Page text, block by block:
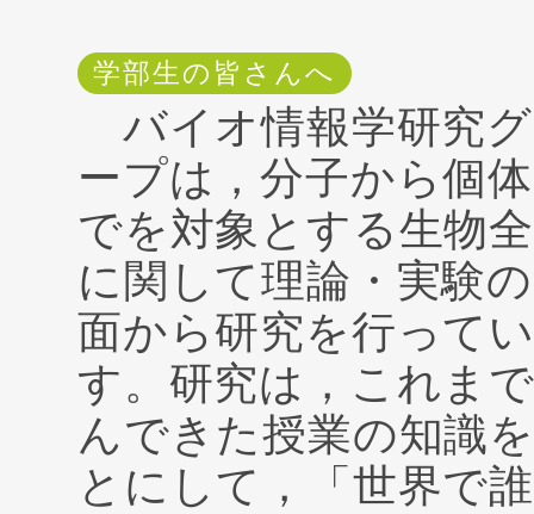
学部生の皆さんへ
バイオ情報学研究
ープは，分子から個
でを対象とする生物
に関して理論・実験
面から研究を行って
す。研究は，これま
んできた授業の知識
とにして，「世界で